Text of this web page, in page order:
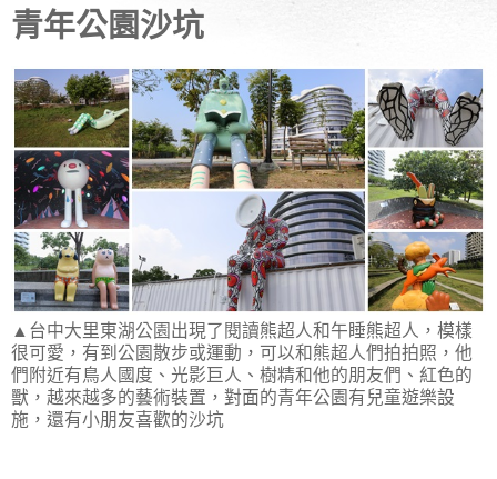
青年公園沙坑
▲台中大里東湖公園出現了閱讀熊超人和午睡熊超人，模樣
很可愛，有到公園散步或運動，可以和熊超人們拍拍照，他
們附近有鳥人國度、光影巨人、樹精和他的朋友們、紅色的
獸，越來越多的藝術裝置，對面的青年公園有兒童遊樂設
施，還有小朋友喜歡的沙坑